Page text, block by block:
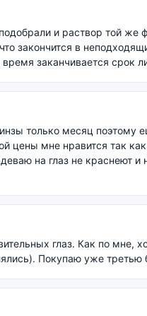
и раствор той
закончится в
заканчивается срок
только месяц поэтому
цены мне нравится так
на глаз не краснеют
глаз. Как по мне,
Покупаю уже